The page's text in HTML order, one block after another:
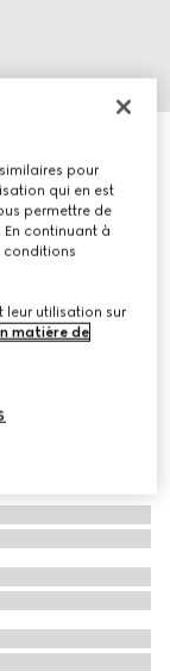
pour
qui en est
permettre de
continuant à
conditions
leur utilisation sur
matière de